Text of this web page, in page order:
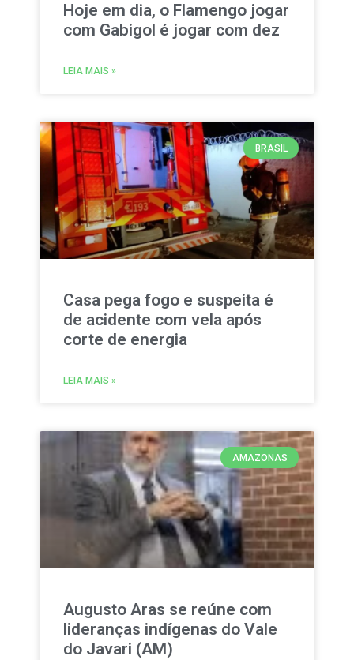
Hoje em dia, o Flamengo jogar
com Gabigol é jogar com dez
LEIA MAIS »
BRASIL
Casa pega fogo e suspeita é
de acidente com vela após
corte de energia
LEIA MAIS »
AMAZONAS
Augusto Aras se reúne com
lideranças indígenas do Vale
do Javari (AM)